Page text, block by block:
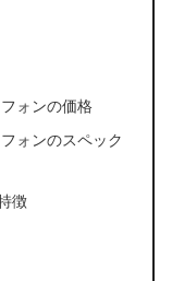
ォンの価格
ォンのスペック
徴